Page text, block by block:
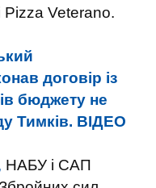
Pizza Veterano.
договір із
бюджету не
Тимків. ВIДЕО
НАБУ і САП